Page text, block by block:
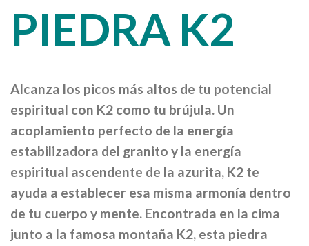
PIEDRA K2
Alcanza los picos más altos de tu potencial
espiritual con K2 como tu brújula. Un
acoplamiento perfecto de la energía
estabilizadora del granito y la energía
espiritual ascendente de la azurita, K2 te
ayuda a establecer esa misma armonía dentro
de tu cuerpo y mente. Encontrada en la cima
junto a la famosa montaña K2, esta piedra